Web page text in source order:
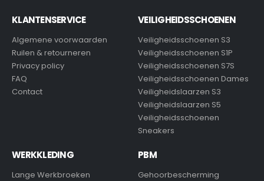
KLANTENSERVICE
Algemene voorwaarden
Ruilen & retourneren
Privacy policy
FAQ
Contact
VEILIGHEIDSSCHOENEN
Veiligheidsschoenen S3
Veiligheidsschoenen S1P
Veiligheidsschoenen S7S
Veiligheidsschoenen Dames
Veiligheidslaarzen S3
Veiligheidslaarzen S5
Veiligheidsschoenen
Sneakers
WERKKLEDING
Lange Werkbroeken
PBM
Gehoorbescherming